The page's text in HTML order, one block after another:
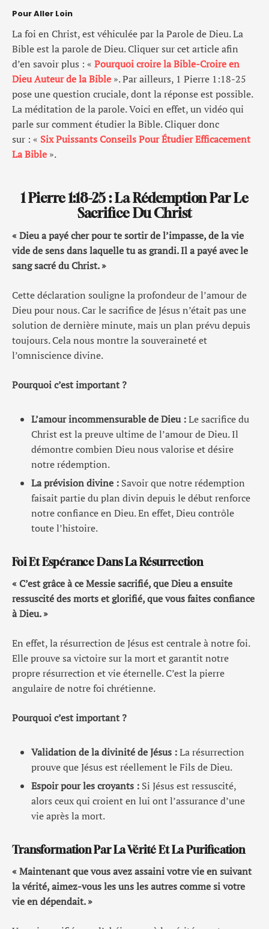
Pour Aller Loin
La foi en Christ, est véhiculée par la Parole de Dieu. La
Bible est la parole de Dieu. Cliquer sur cet article afin
d’en savoir plus : « Pourquoi croire la Bible-Croire en
Dieu Auteur de la Bible ». Par ailleurs, 1 Pierre 1:18-25
pose une question cruciale, dont la réponse est possible.
La méditation de la parole. Voici en effet, un vidéo qui
parle sur comment étudier la Bible. Cliquer donc
sur : « Six Puissants Conseils Pour Étudier Efficacement
La Bible ».
1 Pierre 1:18-25 : La Rédemption Par Le
Sacrifice Du Christ
« Dieu a payé cher pour te sortir de l’impasse, de la vie
vide de sens dans laquelle tu as grandi. Il a payé avec le
sang sacré du Christ. »
Cette déclaration souligne la profondeur de l’amour de
Dieu pour nous. Car le sacrifice de Jésus n’était pas une
solution de dernière minute, mais un plan prévu depuis
toujours. Cela nous montre la souveraineté et
l’omniscience divine.
Pourquoi c’est important ?
L’amour incommensurable de Dieu :Le sacrifice du
Christ est la preuve ultime de l’amour de Dieu. Il
démontre combien Dieu nous valorise et désire
notre rédemption.
La prévision divine : Savoir que notre rédemption
faisait partie du plan divin depuis le début renforce
notre confiance en Dieu. En effet, Dieu contrôle
toute l’histoire.
Foi Et Espérance Dans La Résurrection
« C’est grâce à ce Messie sacrifié, que Dieu a ensuite
ressuscité des morts et glorifié, que vous faites confiance
à Dieu. »
En effet, la résurrection de Jésus est centrale à notre foi.
Elle prouve sa victoire sur la mort et garantit notre
propre résurrection et vie éternelle. C’est la pierre
angulaire de notre foi chrétienne.
Pourquoi c’est important ?
Validation de la divinité de Jésus :La résurrection
prouve que Jésus est réellement le Fils de Dieu.
Espoir pour les croyants : Si Jésus est ressuscité,
alors ceux qui croient en lui ont l’assurance d’une
vie après la mort.
Transformation Par La Vérité Et La Purification
« Maintenant que vous avez assaini votre vie en suivant
la vérité, aimez-vous les uns les autres comme si votre
vie en dépendait. »